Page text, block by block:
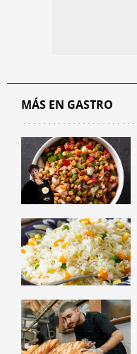
MÁS EN GASTRO